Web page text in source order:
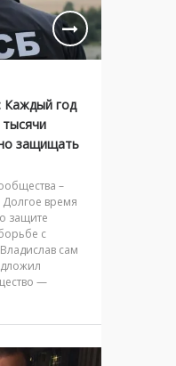
Каждый год
защищать
–
Долгое время
защите
с
сам
—